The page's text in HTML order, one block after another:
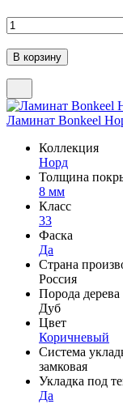
Ламинат Bonkeel
Коллекция
Норд
Толщина
8 мм
Класс
33
Фаска
Да
Страна
Россия
Порода дерева
Дуб
Цвет
Коричневый
Система
замковая
Укладка под
Да